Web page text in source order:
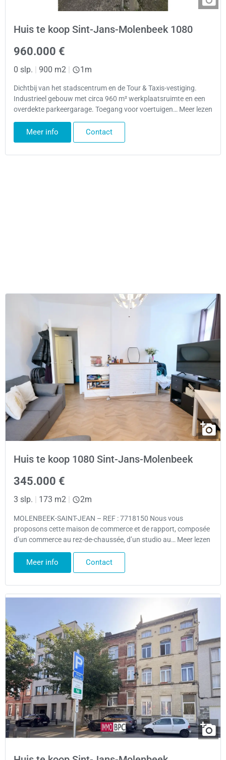
Huis te koop Sint-Jans-Molenbeek 1080
960.000 €
0 slp. | 900 m2 | 1m
Dichtbij van het stadscentrum en de Tour & Taxis-vestiging.
Industrieel gebouw met circa 960 m² werkplaatsruimte en een
overdekte parkeergarage. Toegang voor voertuigen… Meer lezen
Meer info Contact
Huis te koop 1080 Sint-Jans-Molenbeek
345.000 €
3 slp. 173 m2 2m
MOLENBEEK-SAINT-JEAN – REF : 7718150 Nous vous
proposons cette maison de commerce et de rapport, composée
d’un commerce au rez-de-chaussée, d’un studio au… Meer lezen
Meer info Contact